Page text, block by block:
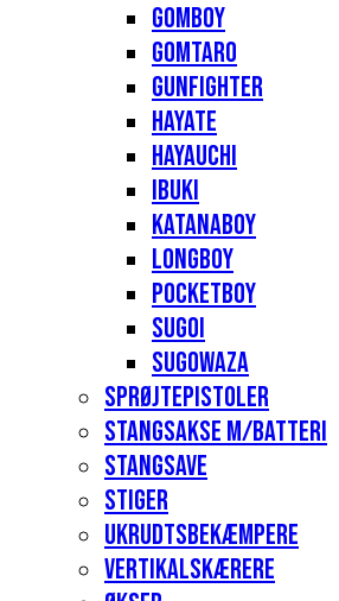
Gomboy
Gomtaro
Gunfighter
Hayate
Hayauchi
Ibuki
Katanaboy
Longboy
Pocketboy
Sugoi
Sugowaza
Sprøjtepistoler
Stangsakse m/batteri
Stangsave
Stiger
Ukrudtsbekæmpere
Vertikalskærere